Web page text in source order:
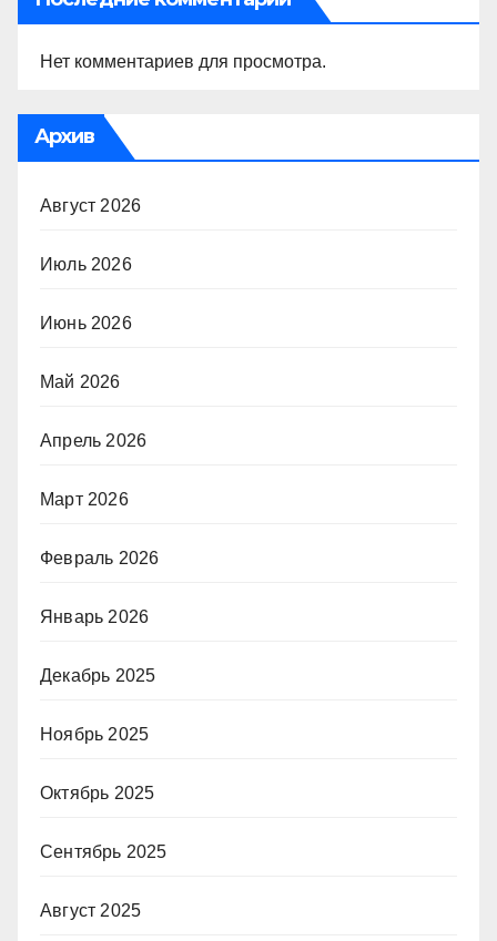
Нет комментариев для просмотра.
Архив
Август 2026
Июль 2026
Июнь 2026
Май 2026
Апрель 2026
Март 2026
Февраль 2026
Январь 2026
Декабрь 2025
Ноябрь 2025
Октябрь 2025
Сентябрь 2025
Август 2025